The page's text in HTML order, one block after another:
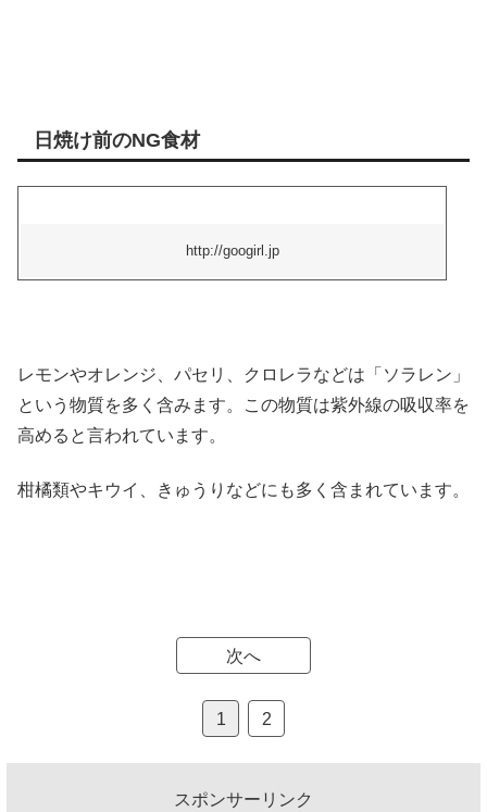
日焼け前のNG食材
http://googirl.jp
レモンやオレンジ、パセリ、クロレラなどは「ソラレン」
という物質を多く含みます。この物質は紫外線の吸収率を
高めると言われています。
柑橘類やキウイ、きゅうりなどにも多く含まれています。
次へ
1 2
スポンサーリンク